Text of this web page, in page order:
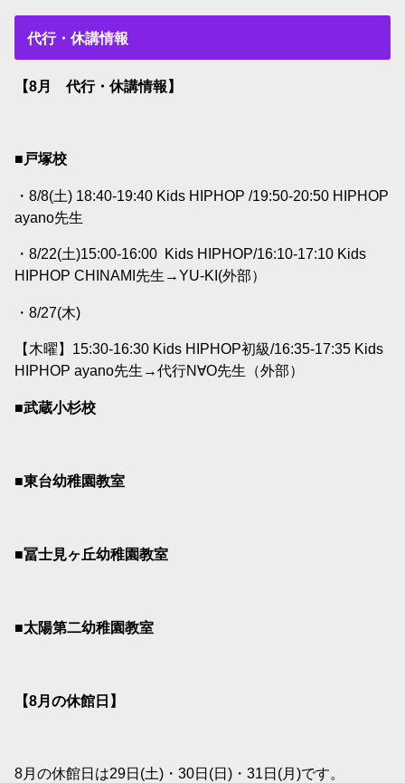
代行・休講情報
【8月 代行・休講情報】
■戸塚校
・8/8(土) 18:40-19:40 Kids HIPHOP /19:50-20:50 HIPHOP
ayano先生
・8/22(土)15:00-16:00 Kids HIPHOP/16:10-17:10 Kids
HIPHOP CHINAMI 先生→YU-KI(外部）
・8/27(木)
【木曜】15:30-16:30 Kids HIPHOP初級/16:35-17:35 Kids
HIPHOP ayano先生→代行N∀O先生（外部）
■武蔵小杉校
■東台幼稚園教室
■冨士見ヶ丘幼稚園教室
■太陽第二幼稚園教室
【8月の休館日】
8月の休館日は29日(土)・30日(日)・31日(月)です。